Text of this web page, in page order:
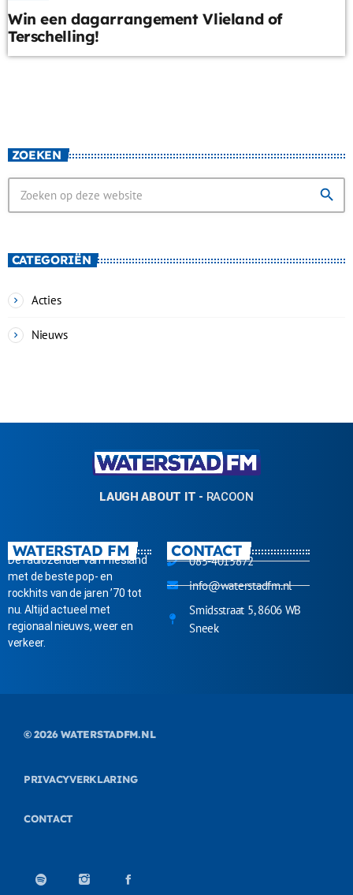
Win een dagarrangement Vlieland of
Terschelling!
ZOEKEN
search
CATEGORIËN
Acties
Nieuws
LAUGH ABOUT IT - RACOON
WATERSTAD FM
Dé radiozender van Friesland
met de beste pop- en
rockhits van de jaren ’70 tot
nu. Altijd actueel met
regionaal nieuws, weer en
verkeer.
CONTACT
085-4015872
info@waterstadfm.nl
Smidsstraat 5, 8606 WB
Sneek
© 2026WATERSTADFM.NL
PRIVACYVERKLARING
CONTACT